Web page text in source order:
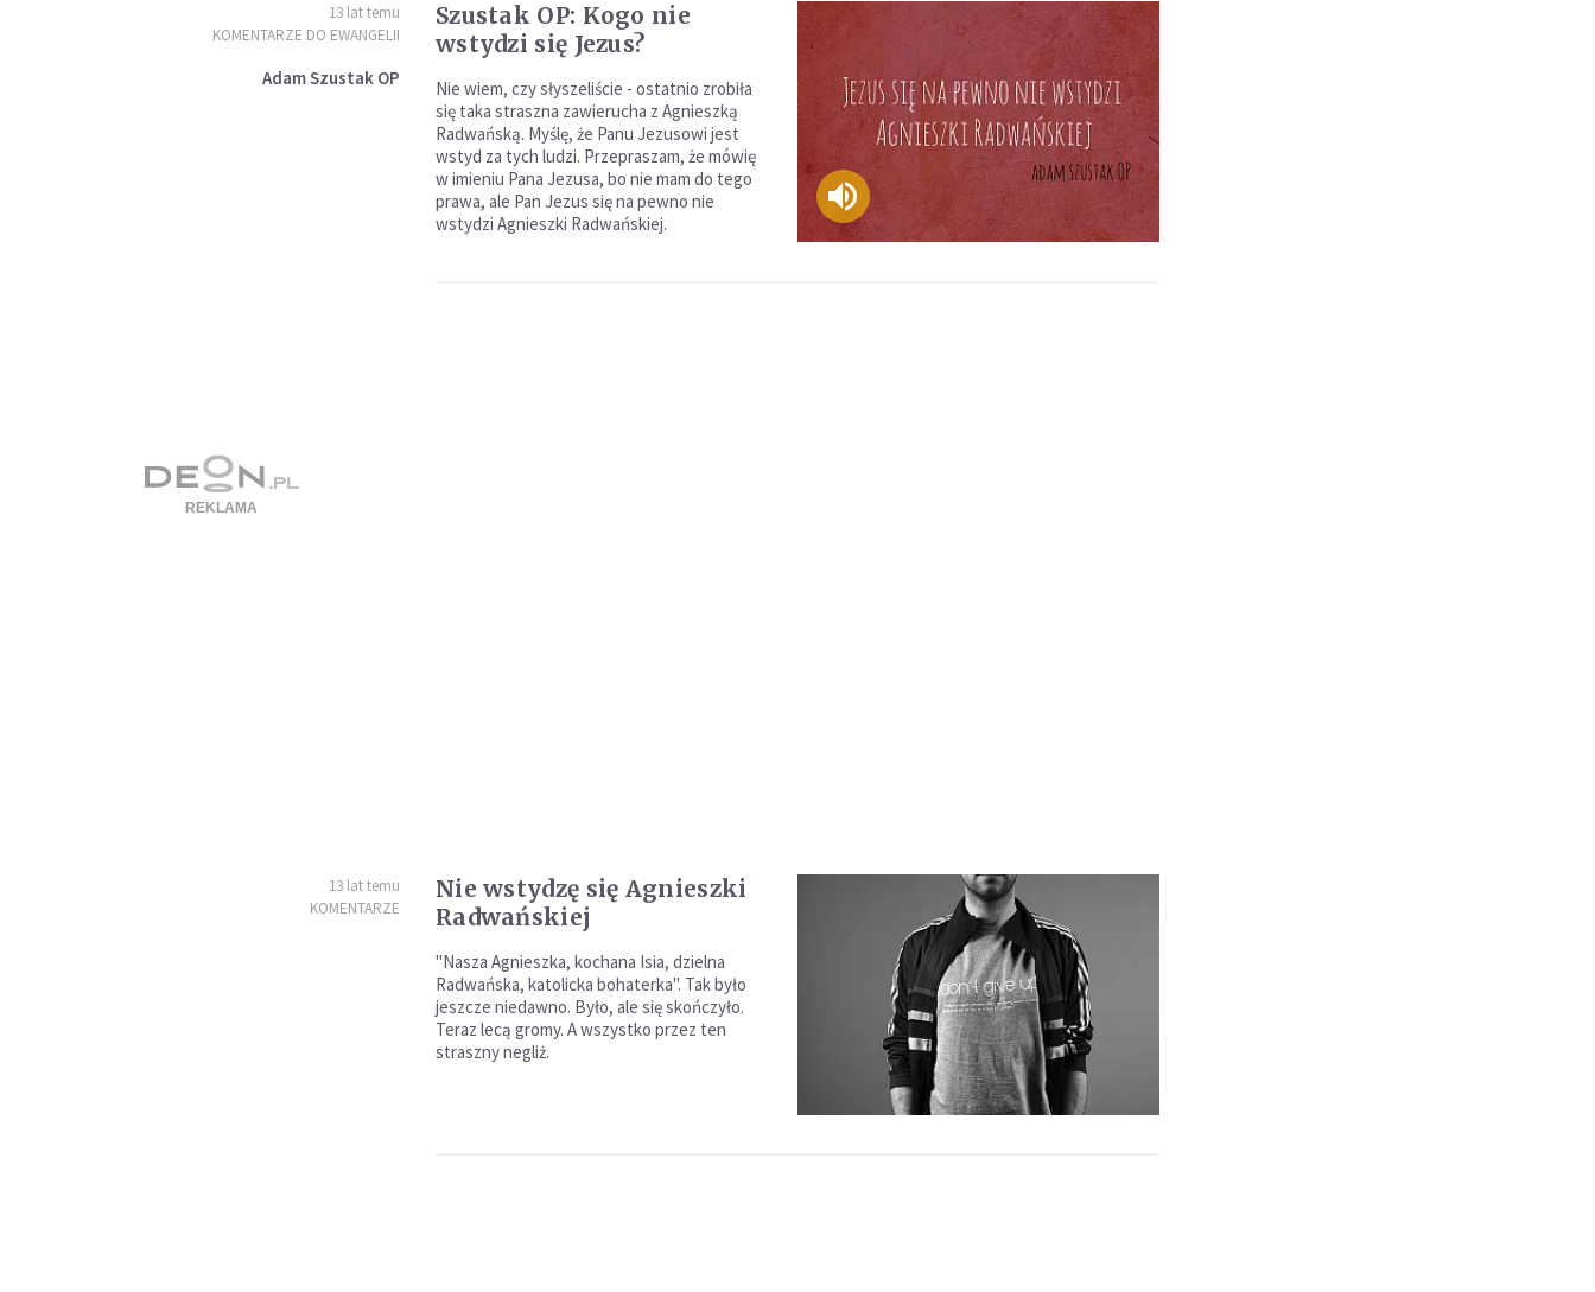
13 lat temu
KOMENTARZE DO EWANGELII
Adam Szustak OP
Szustak OP: Kogo nie
wstydzi się Jezus?
Nie wiem, czy słyszeliście - ostatnio zrobiła
się taka straszna zawierucha z Agnieszką
Radwańską. Myślę, że Panu Jezusowi jest
wstyd za tych ludzi. Przepraszam, że mówię
w imieniu Pana Jezusa, bo nie mam do tego
prawa, ale Pan Jezus się na pewno nie
wstydzi Agnieszki Radwańskiej.
13 lat temu
KOMENTARZE
Nie wstydzę się Agnieszki
Radwańskiej
"Nasza Agnieszka, kochana Isia, dzielna
Radwańska, katolicka bohaterka". Tak było
jeszcze niedawno. Było, ale się skończyło.
Teraz lecą gromy. A wszystko przez ten
straszny negliż.